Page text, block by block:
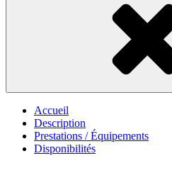
Accueil
Description
Prestations / Équipements
Disponibilités